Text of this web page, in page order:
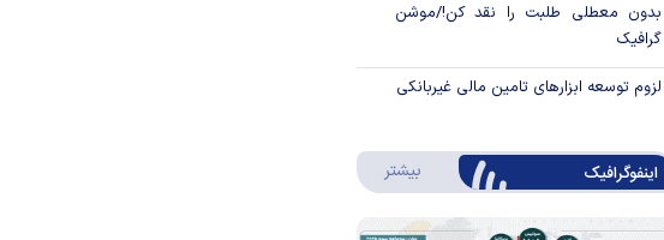
بدون معطلی طلبت را نقد کن!/موشن
گرافیک
لزوم توسعه ابزارهای تامین مالی غیربانکی
اینفوگرافیک بیشتر درباره اینفوگرافیک